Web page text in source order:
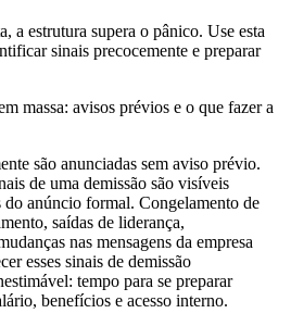
a estrutura supera o pânico. Use esta
sinais precocemente e preparar
são anunciadas sem aviso prévio.
de uma demissão são visíveis
do anúncio formal. Congelamento de
saídas de liderança,
nas mensagens da empresa
esses sinais de demissão
tempo para se preparar
benefícios e acesso interno.